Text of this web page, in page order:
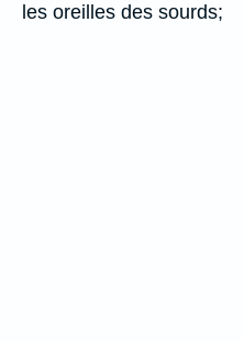
les oreilles des sourds;